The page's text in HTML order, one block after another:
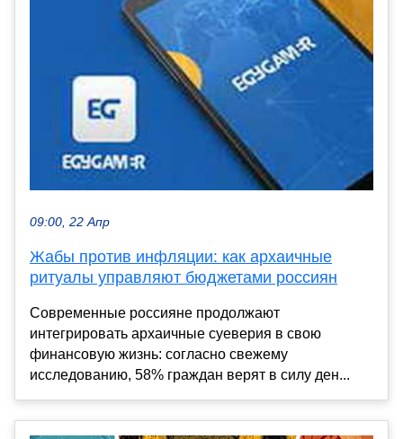
09:00, 22 Апр
Жабы против инфляции: как архаичные
ритуалы управляют бюджетами россиян
Современные россияне продолжают
интегрировать архаичные суеверия в свою
финансовую жизнь: согласно свежему
исследованию, 58% граждан верят в силу ден...